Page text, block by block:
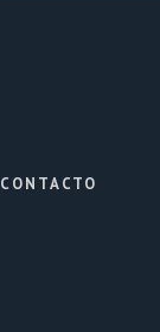
CONTACTO